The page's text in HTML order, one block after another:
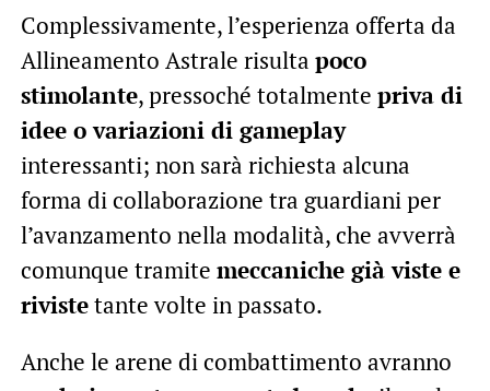
Complessivamente, l’esperienza offerta da
Allineamento Astrale risulta poco
stimolante, pressoché totalmente priva di
idee o variazioni di gameplay
interessanti; non sarà richiesta alcuna
forma di collaborazione tra guardiani per
l’avanzamento nella modalità, che avverrà
comunque tramite meccaniche già viste e
rivistetante volte in passato.
Anche le arene di combattimento avranno